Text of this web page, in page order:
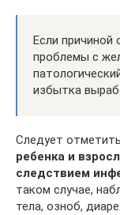
Если причиной
проблемы с
избытка
Следует
ребенка и
следствием
таком случае,
тела, озноб,